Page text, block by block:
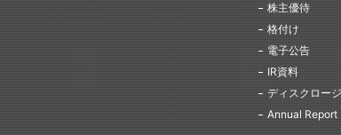
株主優待
格付け
電子公告
IR資料
ディスクロー
Annual Report